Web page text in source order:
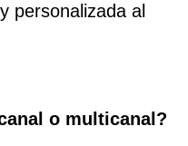
personalizada al
o multicanal?